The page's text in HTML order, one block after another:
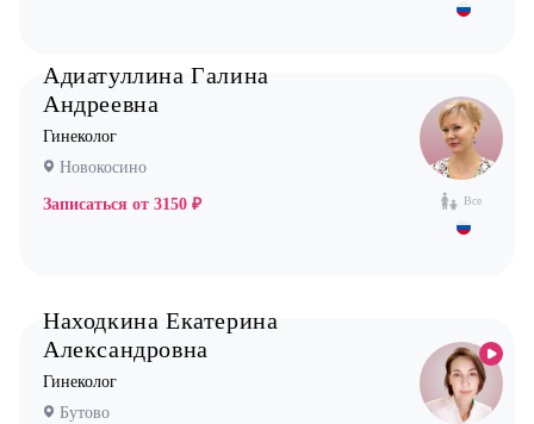
Невролог
Нефролог
Педиатр
Психолог
Все
Адиатуллина Галина
Андреевна
Гинеколог
Новокосино
Записаться от 3150 ₽
Находкина Екатерина
Александровна
Гинеколог
Бутово